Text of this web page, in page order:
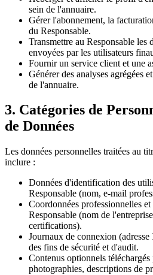
sein de l'annuaire.
Gérer l'abonnement, la
du Responsable.
Transmettre au Responsable les
envoyées par les utilisateurs
Fournir un service client et une
Générer des analyses agrégées
de l'annuaire.
3. Catégories de
de Données
Les données personnelles traitées au
inclure :
Données d'identification des
Responsable (nom, e-mail
Coordonnées professionnelles
Responsable (nom de
certifications).
Journaux de connexion (adresse
des fins de sécurité et d'audit.
Contenus optionnels
photographies, descriptions de